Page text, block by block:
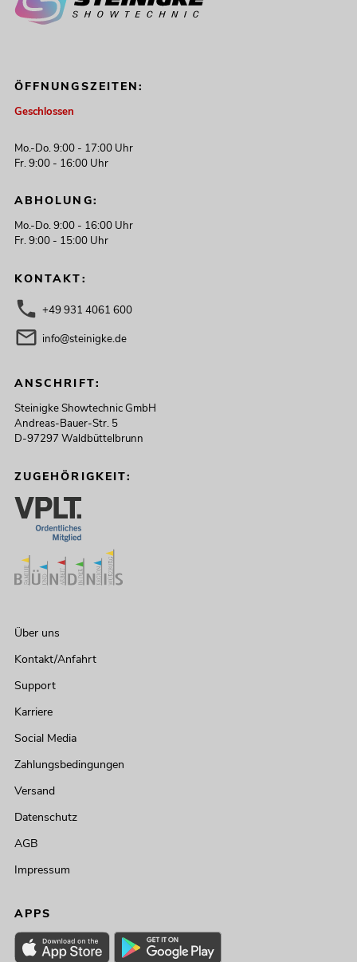
ÖFFNUNGSZEITEN:
Geschlossen
Mo.-Do. 9:00 - 17:00 Uhr
Fr. 9:00 - 16:00 Uhr
ABHOLUNG:
Mo.-Do. 9:00 - 16:00 Uhr
Fr. 9:00 - 15:00 Uhr
KONTAKT:
+49 931 4061 600
info@steinigke.de
ANSCHRIFT:
Steinigke Showtechnic GmbH
Andreas-Bauer-Str. 5
D-97297 Waldbüttelbrunn
ZUGEHÖRIGKEIT:
Über uns
Kontakt/Anfahrt
Support
Karriere
Social Media
Zahlungsbedingungen
Versand
Datenschutz
AGB
Impressum
APPS